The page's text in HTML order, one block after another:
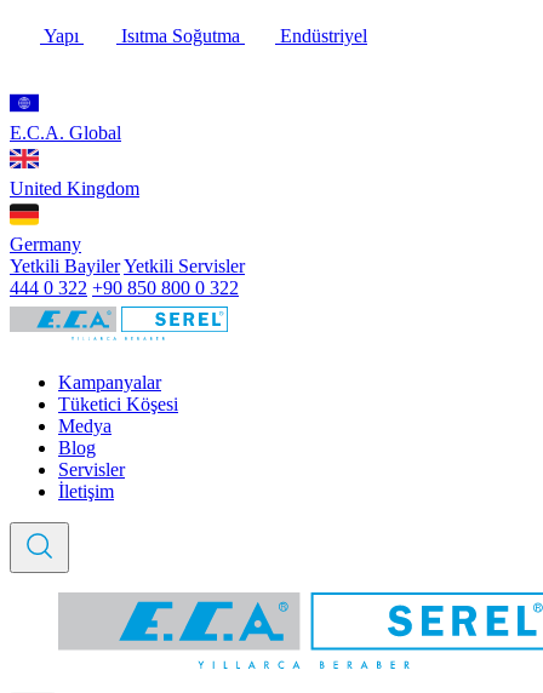
Yapı Isıtma Soğutma Endüstriyel
E.C.A. Global
United Kingdom
Germany
Yetkili BayilerYetkili Servisler
444 0 322 +90 850 800 0 322
Kampanyalar
Tüketici Köşesi
Medya
Blog
Servisler
İletişim